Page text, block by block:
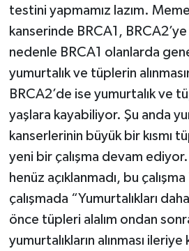
testini yapmamız lazım.
kanserinde BRCA1,
nedenle BRCA1 olanlarda
yumurtalık ve tüplerin
BRCA2’de ise yumurtalık ve
yaşlara kayabiliyor. Şu anda
kanserlerinin büyük bir kısmı
yeni bir çalışma devam
henüz açıklanmadı, bu
çalışmada “Yumurtalıkları
önce tüpleri alalım ondan
yumurtalıkların alınması